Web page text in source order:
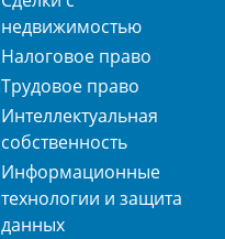
недвижимостью
Налоговое право
Трудовое право
Интеллектуальная
собственность
Информационные
технологии и защита
данных